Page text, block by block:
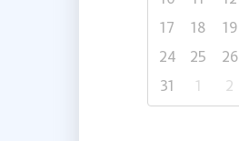
17
18 19
24
25 26
31
1 2